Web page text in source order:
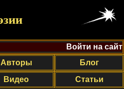
Войти на сайт
Авторы
Блог
Видео Статьи